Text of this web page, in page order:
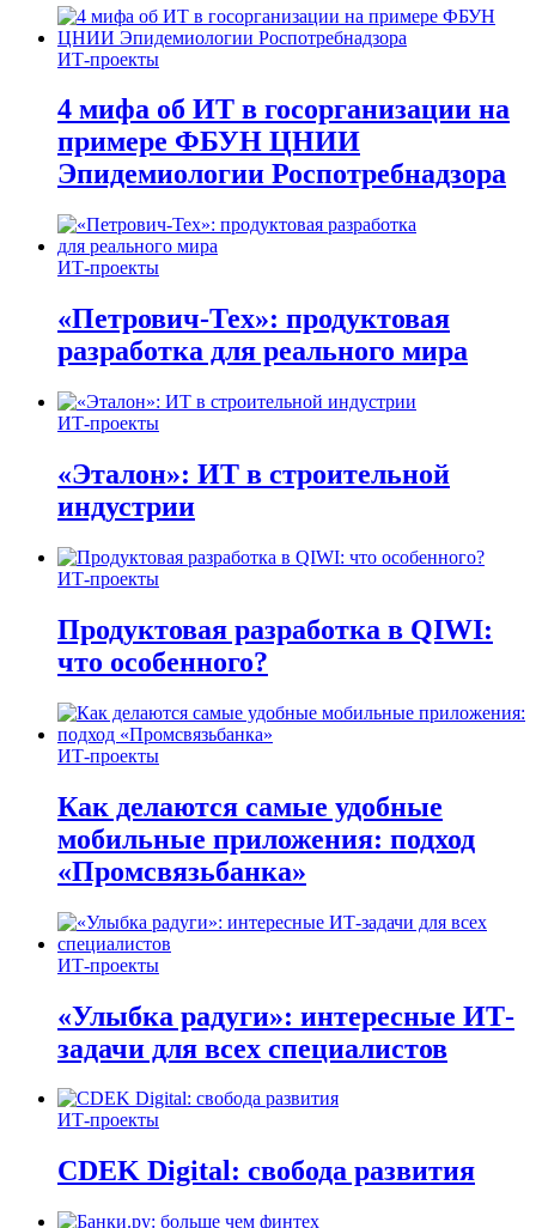
ИТ-проекты
4 мифа об ИТ в госорганизации на
примере ФБУН ЦНИИ
Эпидемиологии Роспотребнадзора
ИТ-проекты
«Петрович-Тех»: продуктовая
разработка для реального мира
ИТ-проекты
«Эталон»: ИТ в строительной
индустрии
ИТ-проекты
Продуктовая разработка в QIWI:
что особенного?
ИТ-проекты
Как делаются самые удобные
мобильные приложения: подход
«Промсвязьбанка»
ИТ-проекты
«Улыбка радуги»: интересные ИТ-
задачи для всех специалистов
ИТ-проекты
CDEK Digital: свобода развития